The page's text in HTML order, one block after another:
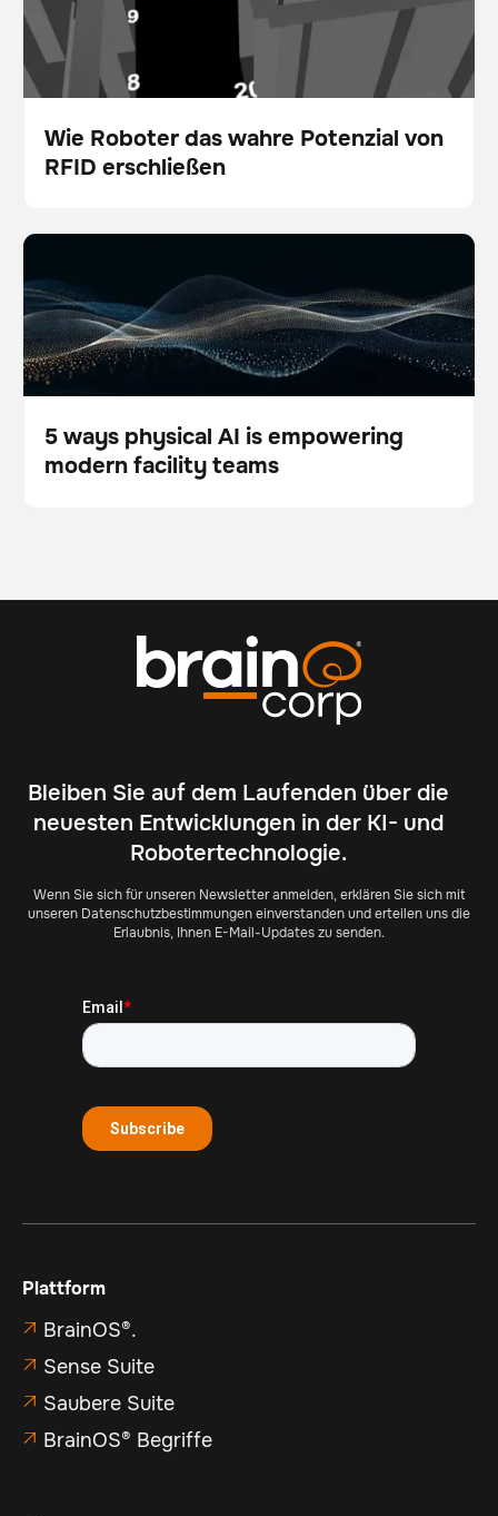
Blog
Wie Roboter das wahre Potenzial von
RFID erschließen
5 ways physical AI is empowering modern facility
teams
Scanner
Bodenpflege
Blog
5 ways physical AI is empowering
modern facility teams
Bleiben Sie auf dem Laufenden über die
neuesten Entwicklungen in der KI- und
Robotertechnologie.
Wenn Sie sich für unseren Newsletter anmelden, erklären Sie sich mit
unseren Datenschutzbestimmungen einverstanden und erteilen uns die
Erlaubnis, Ihnen E-Mail-Updates zu senden.
Plattform
 BrainOS®.
 Sense Suite
 Saubere Suite
 BrainOS® Begriffe